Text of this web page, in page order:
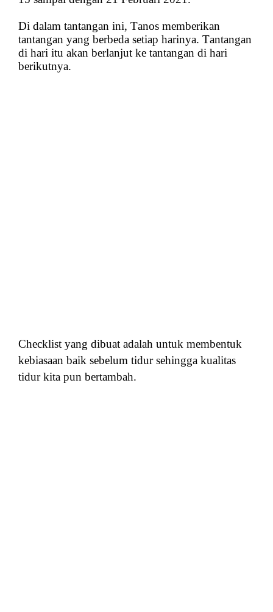
Di dalam tantangan ini, Tanos memberikan
tantangan yang berbeda setiap harinya. Tantangan
di hari itu akan berlanjut ke tantangan di hari
berikutnya.
Checklist yang dibuat adalah untuk membentuk
kebiasaan baik sebelum tidur sehingga kualitas
tidur kita pun bertambah.